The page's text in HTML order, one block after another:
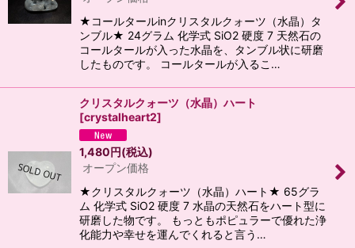
★コールタールinクリスタルクォーツ（水晶）タ
ンブル★ 24グラム 化学式 SiO2 硬度 7 天然石の
コールタールが入った水晶を、タンブル状に研磨
したものです。 コールタールが入るこ…
クリスタルクォーツ（水晶）ハート
[crystalheart2]
1,480円(税込)
オープン価格
★クリスタルクォーツ（水晶）ハート★ 65グラ
ム 化学式 SiO2 硬度 7 水晶の天然石をハート型に
研磨した物です。 もっともポピュラーで優れた浄
化能力や幸せを運んでくれると言う…